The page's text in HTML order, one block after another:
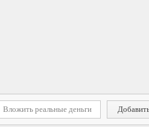
Вложить реальные деньги